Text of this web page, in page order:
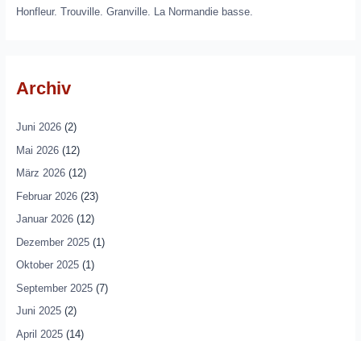
Honfleur. Trouville. Granville. La Normandie basse.
Archiv
Juni 2026(2)
Mai 2026(12)
März 2026(12)
Februar 2026(23)
Januar 2026(12)
Dezember 2025(1)
Oktober 2025(1)
September 2025(7)
Juni 2025(2)
April 2025(14)